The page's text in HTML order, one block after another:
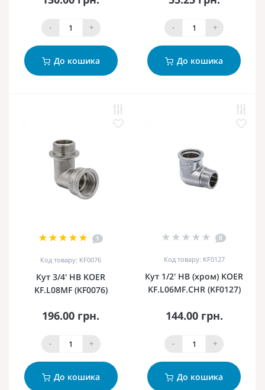
- +
До кошика
- +
До кошика
1
Код товару: KF0076
Кут 3/4' НВ KOER
KF.L08MF (KF0076)
196.00 грн.
- +
До кошика
0
Код товару: KF0127
Кут 1/2' НВ (хром) KOER
KF.L06MF.CHR (KF0127)
144.00 грн.
- +
До кошика